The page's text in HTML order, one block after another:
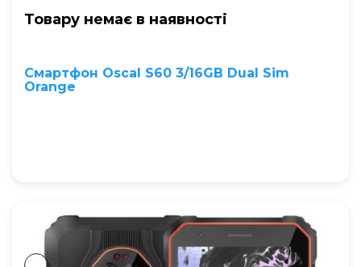
Товару немає в наявностi
Смартфон Oscal S60 3/16GB Dual Sim
Orange